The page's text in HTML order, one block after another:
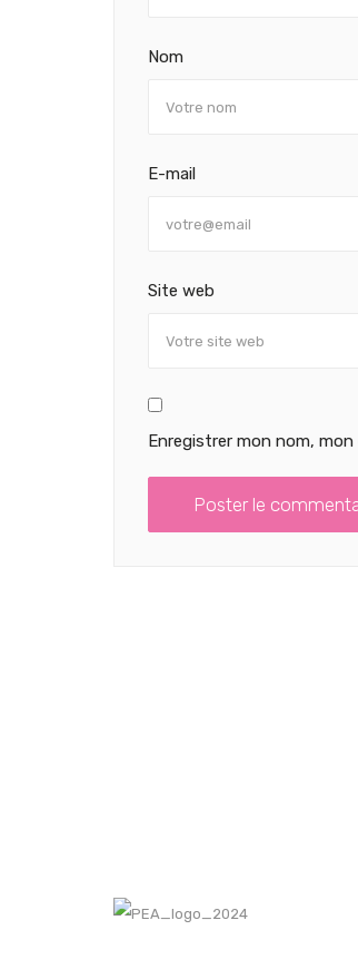
Nom
E-mail
Site web
Enregistrer mon nom,